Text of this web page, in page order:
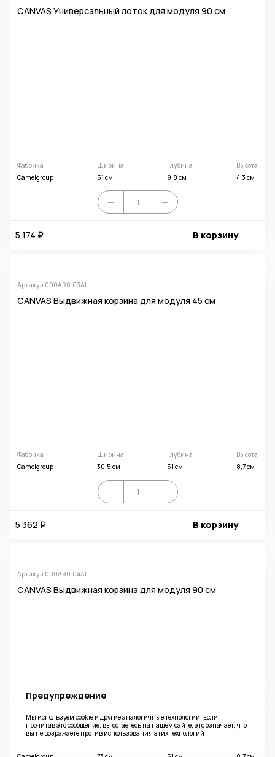
CANVAS Универсальный лоток для модуля 90 см
Фабрика
Camelgroup
Ширина
51 см
Глубина
9,8 см
Высота
4,3 см
5 174 ₽ В корзину
Артикул 000AR0.03AL
CANVAS Выдвижная корзина для модуля 45 см
Фабрика
Camelgroup
Ширина
30,5 см
Глубина
51 см
Высота
8,7 см
5 362 ₽ В корзину
Артикул 000AR0.04AL
CANVAS Выдвижная корзина для модуля 90 см
Предупреждение
Мы используем cookie и другие аналогичные технологии. Если,
прочитав это сообщение, вы остаетесь на нашем сайте, это означает, что
вы не возражаете против использования этих технологий